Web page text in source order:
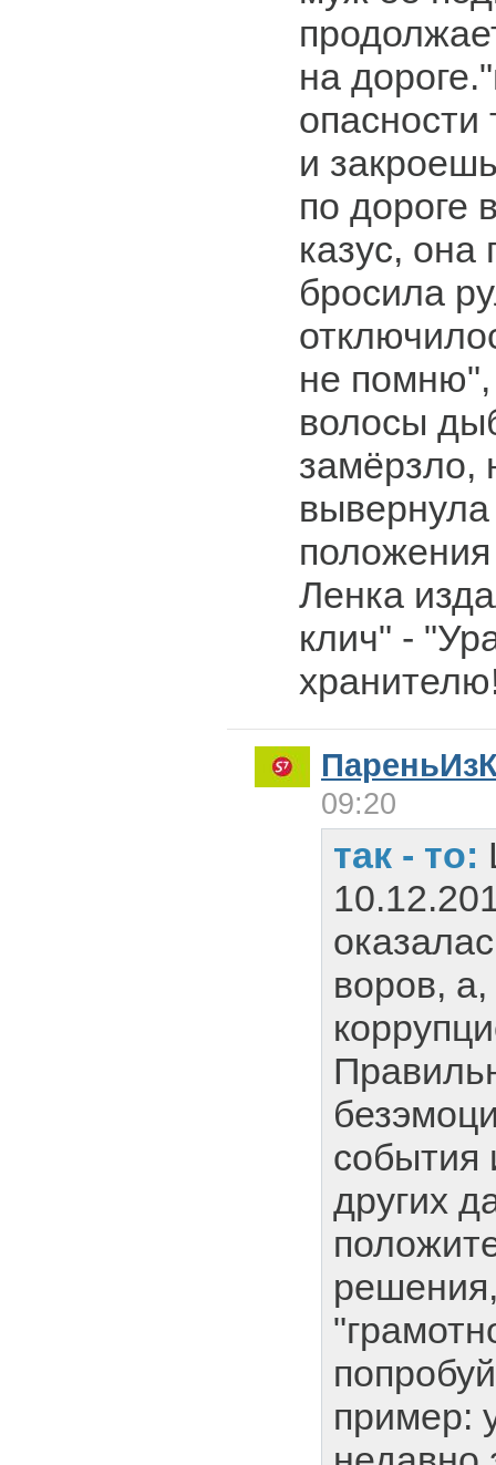
на
и
по дороге
казус, она
бросила
не
волосы
замёрзло,
вывернула
Ленка
клич" -
09:20
так - то:
воров,
события
других
пример: